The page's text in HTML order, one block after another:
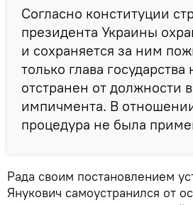
Согласно конституции
президента Украины
и сохраняется за ним
только глава
отстранен от должности
импичмента. В
процедура не была
Рада своим постановлением
Янукович самоустранился от